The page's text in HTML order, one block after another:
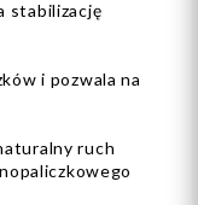
stabilizację
i pozwala na
ruch